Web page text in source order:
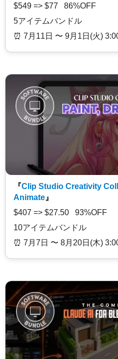
$549 => $77 86%OFF
5アイテムバンドル
⏰️ 7月11日 〜 9月1日(火)
『Clip Studio Creativity
Animate 』
$407 => $27.50 93%OFF
10アイテムバンドル
⏰️ 7月7日 〜 8月20日(木)